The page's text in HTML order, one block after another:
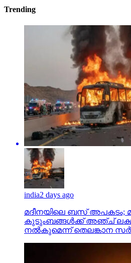
Trending
india2 days ago
മദീനയിലെ ബസ് അപകടം;
കുടുംബങ്ങള്‍ക്ക് അഞ്ച്
നല്‍കുമെന്ന് തെലങ്കാന